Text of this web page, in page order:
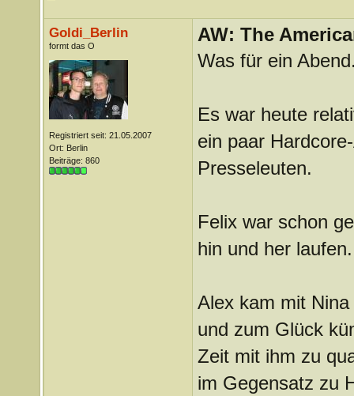
Goldi_Berlin
formt das O
Registriert seit: 21.05.2007
Ort: Berlin
Beiträge: 860
AW: The
Was für ein
Es war heute
ein paar
Presseleuten.
Felix war schon
hin und her laufen.
Alex kam mit
und zum Glück
Zeit mit ihm zu
im Gegensatz zu